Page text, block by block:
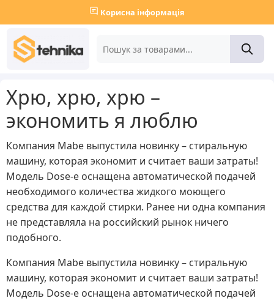
Корисна інформація
Хрю, хрю, хрю –
экономить я люблю
Компания Mabe выпустила новинку – стиральную
машину, которая экономит и считает ваши затраты!
Модель Dose-e оснащена автоматической подачей
необходимого количества жидкого моющего
средства для каждой стирки. Ранее ни одна компания
не представляла на российский рынок ничего
подобного.
Компания Mabe выпустила новинку – стиральную
машину, которая экономит и считает ваши затраты!
Модель Dose-e оснащена автоматической подачей